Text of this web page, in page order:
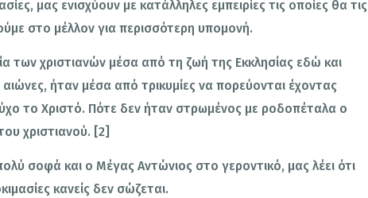
μας ενισχύουν με κατάλληλες εμπειρίες τις οποίες θα τις
στο μέλλον για περισσότερη υπομονή.
των χριστιανών μέσα από τη ζωή της Εκκλησίας εδώ και
ήταν μέσα από τρικυμίες να πορεύονται έχοντας
το Χριστό. Πότε δεν ήταν στρωμένος με ροδοπέταλα ο
χριστιανού. [2]
σοφά και ο Μέγας Αντώνιος στο γεροντικό, μας λέει ότι
κανείς δεν σώζεται.